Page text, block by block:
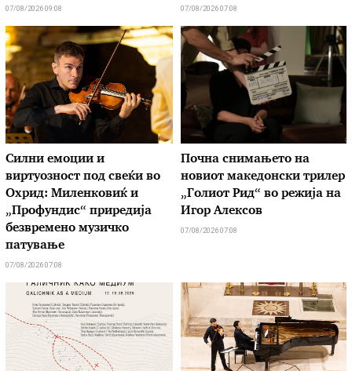
07/08/2026 09:08 07/08/2026 07:08
Силни емоции и
виртуозност под свеќи во
Охрид: Миленковиќ и
„Профундис“ приредија
безвремено музичко
патување
07/08/2026 07:08
Почна снимањето на
новиот македонски трилер
„Голиот Рид“ во режија на
Игор Алексов
07/08/2026 07:08